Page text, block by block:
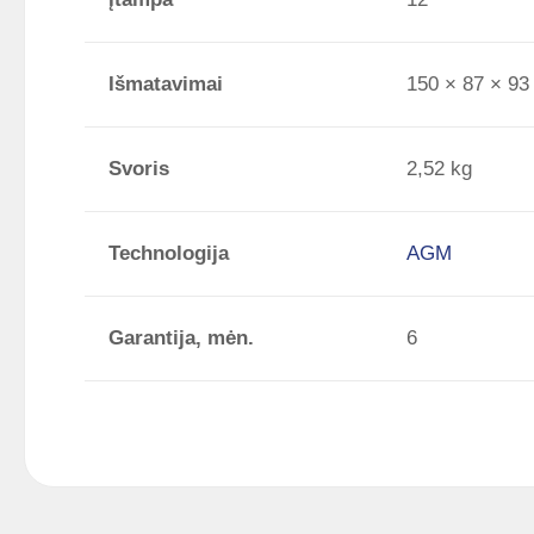
Išmatavimai 150 × 87 ×
Svoris 2,52 kg
Technologija AGM
Garantija, mėn. 6